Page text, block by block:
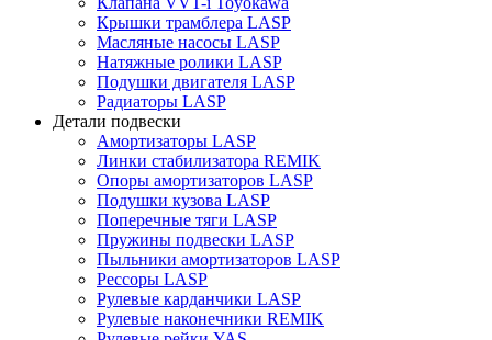
Крышки трамблера LASP
Масляные насосы LASP
Натяжные ролики LASP
Подушки двигателя LASP
Радиаторы LASP
Детали подвески
Амортизаторы LASP
Линки стабилизатора REMIK
Опоры амортизаторов LASP
Подушки кузова LASP
Поперечные тяги LASP
Пружины подвески LASP
Пыльники амортизаторов LASP
Рессоры LASP
Рулевые карданчики LASP
Рулевые наконечники REMIK